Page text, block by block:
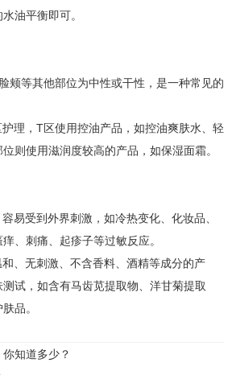
油平衡即可。
颊等其他部位为中性或干性，是一种常见的
理，T区使用控油产品，如控油爽肤水、轻
则使用滋润度较高的产品，如保湿面霜。
易受到外界刺激，如冷热变化、化妆品、
、刺痛、起疹子等过敏反应。
、无刺激、不含香料、酒精等成分的产
试，如含有马齿苋提取物、洋甘菊提取
品。
知道多少？